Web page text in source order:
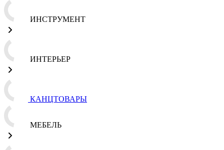
ИНСТРУМЕНТ
ИНТЕРЬЕР
КАНЦТОВАРЫ
МЕБЕЛЬ